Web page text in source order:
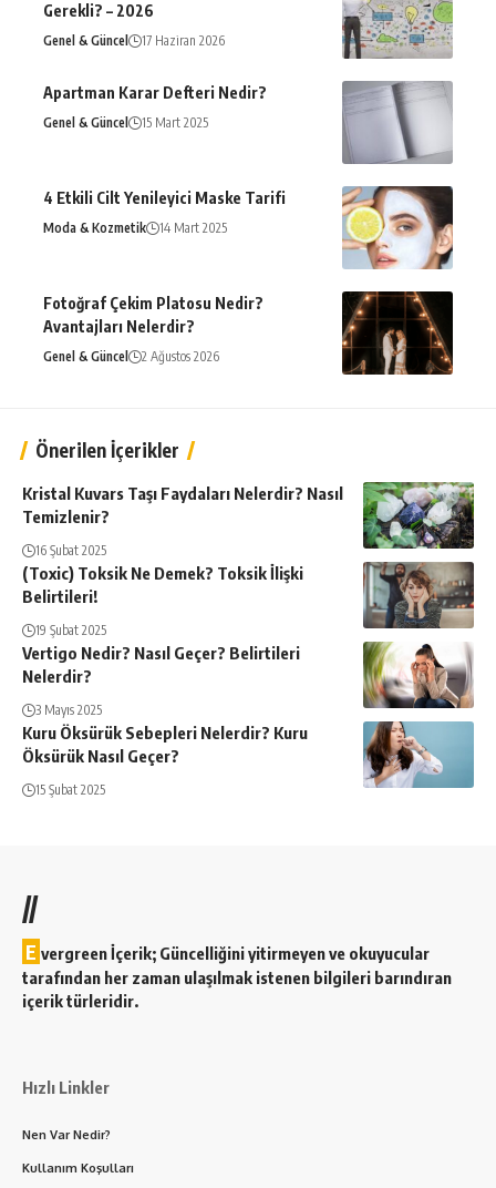
Gerekli? – 2026
Genel & Güncel 17 Haziran 2026
Apartman Karar Defteri Nedir?
Genel & Güncel 15 Mart 2025
4 Etkili Cilt Yenileyici Maske Tarifi
Moda & Kozmetik 14 Mart 2025
Fotoğraf Çekim Platosu Nedir?
Avantajları Nelerdir?
Genel & Güncel 2 Ağustos 2026
Önerilen İçerikler
Kristal Kuvars Taşı Faydaları Nelerdir? Nasıl
Temizlenir?
16 Şubat 2025
(Toxic) Toksik Ne Demek? Toksik İlişki
Belirtileri!
19 Şubat 2025
Vertigo Nedir? Nasıl Geçer? Belirtileri
Nelerdir?
3 Mayıs 2025
Kuru Öksürük Sebepleri Nelerdir? Kuru
Öksürük Nasıl Geçer?
15 Şubat 2025
//
E vergreen İçerik; Güncelliğini yitirmeyen ve okuyucular
tarafından her zaman ulaşılmak istenen bilgileri barındıran
içerik türleridir.
Hızlı Linkler
Nen Var Nedir?
Kullanım Koşulları